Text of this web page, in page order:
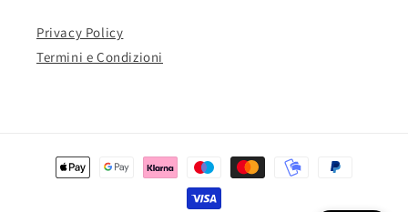
Privacy Policy
Termini e Condizioni
Metodi